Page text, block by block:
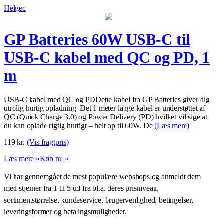
Helgec
GP Batteries 60W USB-C til
USB-C kabel med QC og PD, 1
m
USB-C kabel med QC og PDDette kabel fra GP Batteries giver dig
utrolig hurtig opladning. Det 1 meter lange kabel er understøttet af
QC (Quick Charge 3.0) og Power Delivery (PD) hvilket vil sige at
du kan oplade rigtig hurtigt – helt op til 60W. De (Læs mere)
119 kr. (Vis fragtpris)
Læs mere »Køb nu »
Vi har gennemgået de mest populære webshops og anmeldt dem
med stjerner fra 1 til 5 ud fra bl.a. deres prisniveau,
sortimentstørrelse, kundeservice, brugervenlighed, betingelser,
leveringsformer og betalingsmuligheder.